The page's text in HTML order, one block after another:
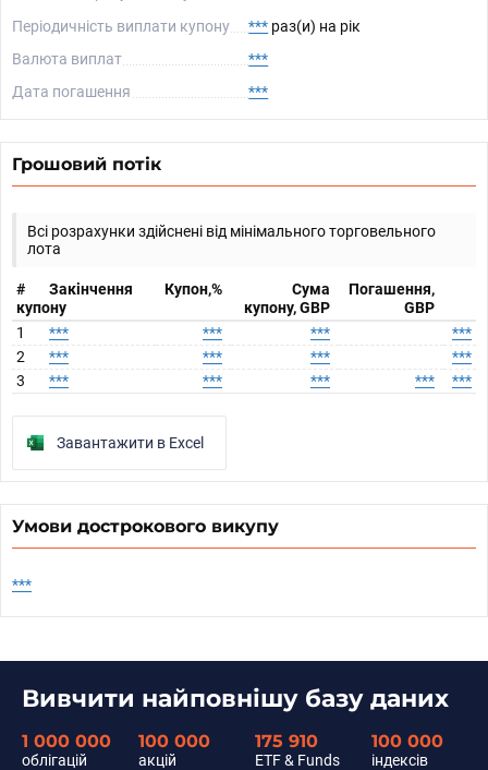
Періодичність виплати купону
*** раз(и) на рік
Валюта виплат
***
Дата погашення
***
Грошовий потік
Всі розрахунки здійснені від мінімального торговельного
лота
#
Закінчення
купону
Купон,%
Сума
купону, GBP
Погашення,
GBP
1
*** *** ***
***
2
*** *** ***
***
3
*** *** *** *** ***
Завантажити в Excel
Умови дострокового викупу
***
Вивчити найповнішу базу даних
1 000 000
облігацій
100 000
акцій
175 910
ETF & Funds
100 000
індексів